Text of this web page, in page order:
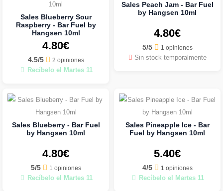
Sales Blueberry Sour
Raspberry - Bar Fuel by
Hangsen 10ml
4.80€
4.5/5 2 opiniones
Recíbelo el Martes 11
Sales Peach Jam - Bar Fuel
by Hangsen 10ml
4.80€
5/5 1 opiniones
Sin stock temporalmente
Sales Blueberry - Bar Fuel
by Hangsen 10ml
4.80€
5/5 1 opiniones
Recíbelo el Martes 11
Sales Pineapple Ice - Bar
Fuel by Hangsen 10ml
5.40€
4/5 1 opiniones
Recíbelo el Martes 11